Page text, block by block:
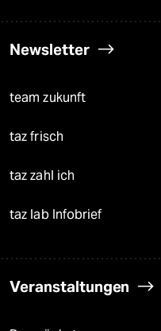
Newsletter
team zukunft
taz frisch
taz zahl ich
taz lab Infobrief
Veranstaltungen